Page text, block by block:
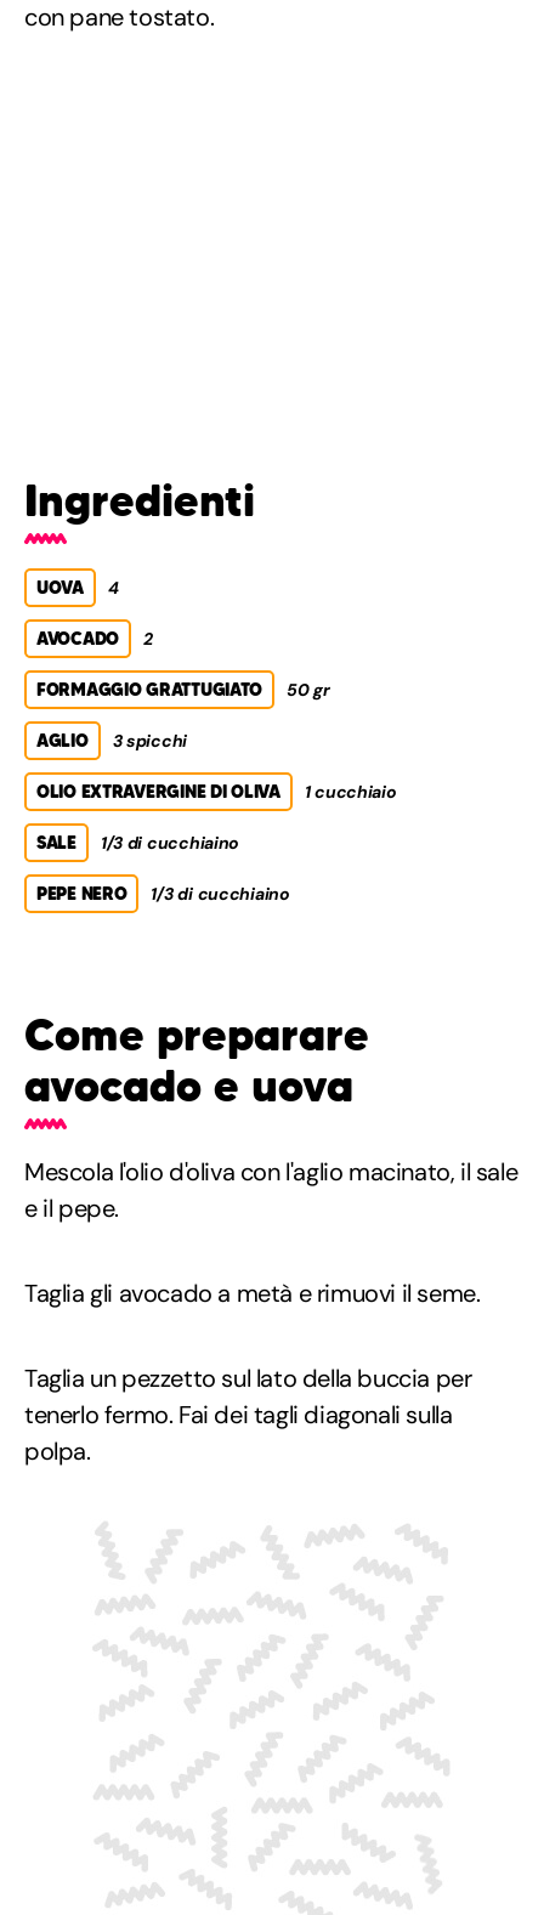
con pane tostato.
Ingredienti
UOVA 4
AVOCADO 2
FORMAGGIO GRATTUGIATO 50 gr
AGLIO 3 spicchi
OLIO EXTRAVERGINE DI OLIVA 1 cucchiaio
SALE 1/3 di cucchiaino
PEPE NERO 1/3 di cucchiaino
Come preparare
avocado e uova
Mescola l'olio d'oliva con l'aglio macinato, il sale
e il pepe.
Taglia gli avocado a metà e rimuovi il seme.
Taglia un pezzetto sul lato della buccia per
tenerlo fermo. Fai dei tagli diagonali sulla
polpa.